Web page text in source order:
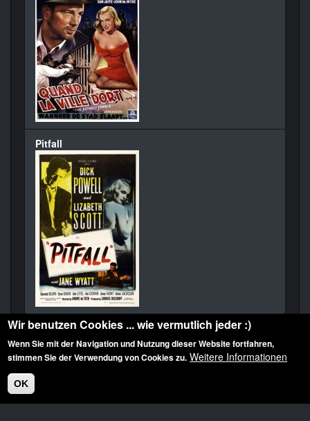
Pitfall
Diese Website ist urheberrechtlich geschützt: © 2010-2026 der Film Noir de. Alle
Wir benutzen Cookies ... wie vermutlich jeder :)
Wenn Sie mit der Navigation und Nutzung dieser Website fortfahren,
stimmen Sie der Verwendung von Cookies zu. Weitere Informationen
OK